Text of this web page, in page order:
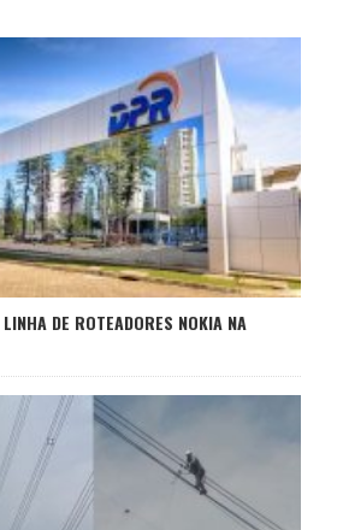
DE ROTEADORES NOKIA NA